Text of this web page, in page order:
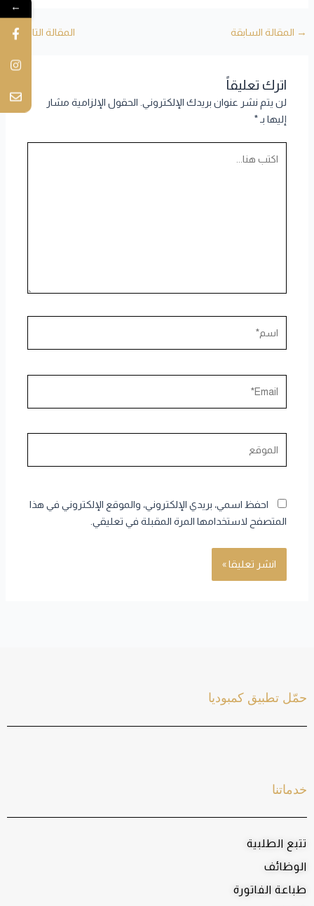
→ المقالة السابقة المقالة التالية←
اترك تعليقاً
لن يتم نشر عنوان بريدك الإلكتروني. الحقول الإلزامية مشار
إليها بـ*
احفظ اسمي، بريدي الإلكتروني، والموقع الإلكتروني في هذا
المتصفح لاستخدامها المرة المقبلة في تعليقي.
خدماتنا
تتبع الطلبية
الوظائف
طباعة الفاتورة
حمّل تطبيق كمبوديا
←